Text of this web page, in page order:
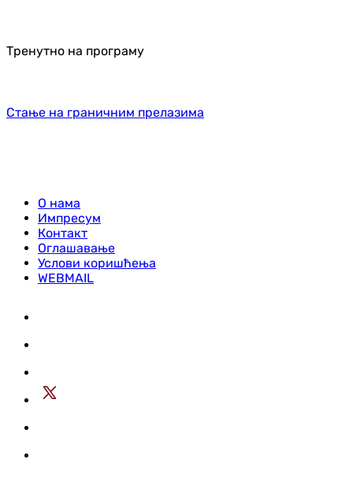
Тренутно на програму
Стање на граничним прелазима
О нама
Импресум
Контакт
Оглашавање
Услови коришћења
WEBMAIL